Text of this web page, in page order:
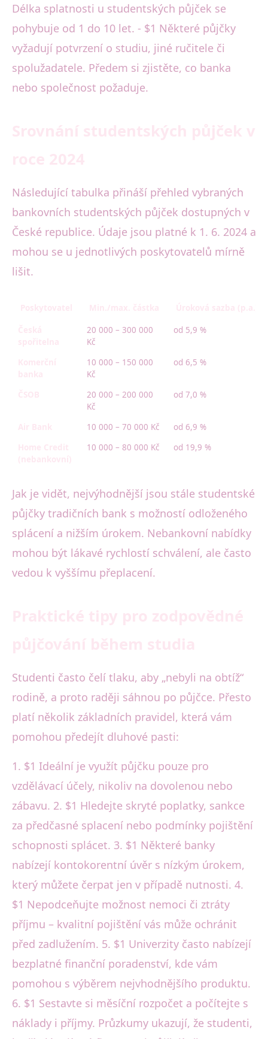
Délka splatnosti u studentských půjček se
pohybuje od 1 do 10 let. - $1 Některé půjčky
vyžadují potvrzení o studiu, jiné ručitele či
spolužadatele. Předem si zjistěte, co banka
nebo společnost požaduje.
Následující tabulka přináší přehled vybraných
bankovních studentských půjček dostupných v
České republice. Údaje jsou platné k 1. 6. 2024 a
mohou se u jednotlivých poskytovatelů mírně
lišit.
20 000 – 300 000
Kč
od 5,9 %
10 000 – 150 000
Kč
od 6,5 %
20 000 – 200 000
Kč
od 7,0 %
10 000 – 70 000 Kč
od 6,9 %
10 000 – 80 000 Kč od 19,9 %
Jak je vidět, nejvýhodnější jsou stále studentské
půjčky tradičních bank s možností odloženého
splácení a nižším úrokem. Nebankovní nabídky
mohou být lákavé rychlostí schválení, ale často
vedou k vyššímu přeplacení.
Studenti často čelí tlaku, aby „nebyli na obtíž“
rodině, a proto raději sáhnou po půjčce. Přesto
platí několik základních pravidel, která vám
pomohou předejít dluhové pasti:
1. $1 Ideální je využít půjčku pouze pro
vzdělávací účely, nikoliv na dovolenou nebo
zábavu. 2. $1 Hledejte skryté poplatky, sankce
za předčasné splacení nebo podmínky pojištění
schopnosti splácet. 3. $1 Některé banky
nabízejí kontokorentní úvěr s nízkým úrokem,
který můžete čerpat jen v případě nutnosti. 4.
$1 Nepodceňujte možnost nemoci či ztráty
příjmu – kvalitní pojištění vás může ochránit
před zadlužením. 5. $1 Univerzity často nabízejí
bezplatné finanční poradenství, kde vám
pomohou s výběrem nejvhodnějšího produktu.
6. $1 Sestavte si měsíční rozpočet a počítejte s
náklady i příjmy. Průzkumy ukazují, že studenti,